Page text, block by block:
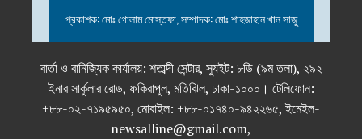
প্রকাশক: মোঃ গোলাম মোস্তফা, সম্পাদক: মোঃ শাহজাহান খান সাজু
বার্তা ও বানিজ্যিক কার্যালয়: শতাব্দী সেন্টার, স্যুইট: ৮ডি (৯ম তলা), ২৯২
ইনার সার্কুলার রোড, ফকিরাপুল, মতিঝিল, ঢাকা-১০০০। টেলিফোন:
+৮৮-০২-৭১৯৫৯৫০, মোবাইল: +৮৮-০১৭৪০-৯৪২২৬৫, ইমেইল-
newsalline@gmail.com,